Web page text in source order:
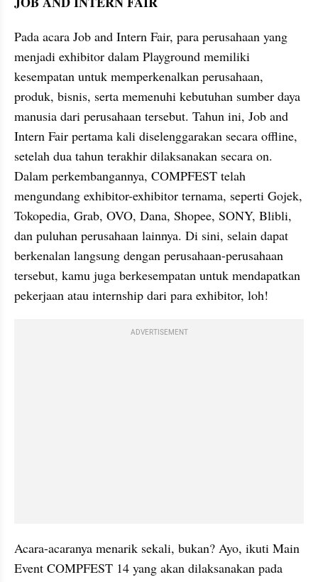
Pada acara Job and Intern Fair, para perusahaan yang
menjadi exhibitor dalam Playground memiliki
kesempatan untuk memperkenalkan perusahaan,
produk, bisnis, serta memenuhi kebutuhan sumber daya
manusia dari perusahaan tersebut. Tahun ini, Job and
Intern Fair pertama kali diselenggarakan secara offline,
setelah dua tahun terakhir dilaksanakan secara on.
Dalam perkembangannya, COMPFEST telah
mengundang exhibitor-exhibitor ternama, seperti Gojek,
Tokopedia, Grab, OVO, Dana, Shopee, SONY, Blibli,
dan puluhan perusahaan lainnya. Di sini, selain dapat
berkenalan langsung dengan perusahaan-perusahaan
tersebut, kamu juga berkesempatan untuk mendapatkan
pekerjaan atau internship dari para exhibitor, loh!
ADVERTISEMENT
Acara-acaranya menarik sekali, bukan? Ayo, ikuti Main
Event COMPFEST 14 yang akan dilaksanakan pada